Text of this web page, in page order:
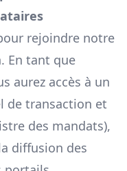
rejoindre notre
. En tant que
aurez accès à un
de transaction et
des mandats),
diffusion des